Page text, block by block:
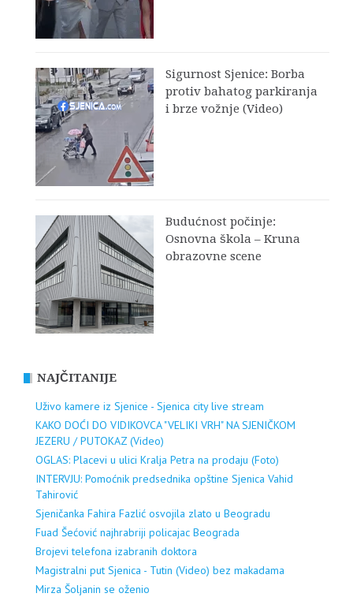
Sigurnost Sjenice: Borba
protiv bahatog parkiranja
i brze vožnje (Video)
Budućnost počinje:
Osnovna škola – Kruna
obrazovne scene
NAJČITANIJE
Uživo kamere iz Sjenice - Sjenica city live stream
KAKO DOĆI DO VIDIKOVCA "VELIKI VRH" NA SJENIČKOM
JEZERU / PUTOKAZ (Video)
OGLAS: Placevi u ulici Kralja Petra na prodaju (Foto)
INTERVJU: Pomoćnik predsednika opštine Sjenica Vahid
Tahirović
Sjeničanka Fahira Fazlić osvojila zlato u Beogradu
Fuad Šećović najhrabriji policajac Beograda
Brojevi telefona izabranih doktora
Magistralni put Sjenica - Tutin (Video) bez makadama
Mirza Šoljanin se oženio